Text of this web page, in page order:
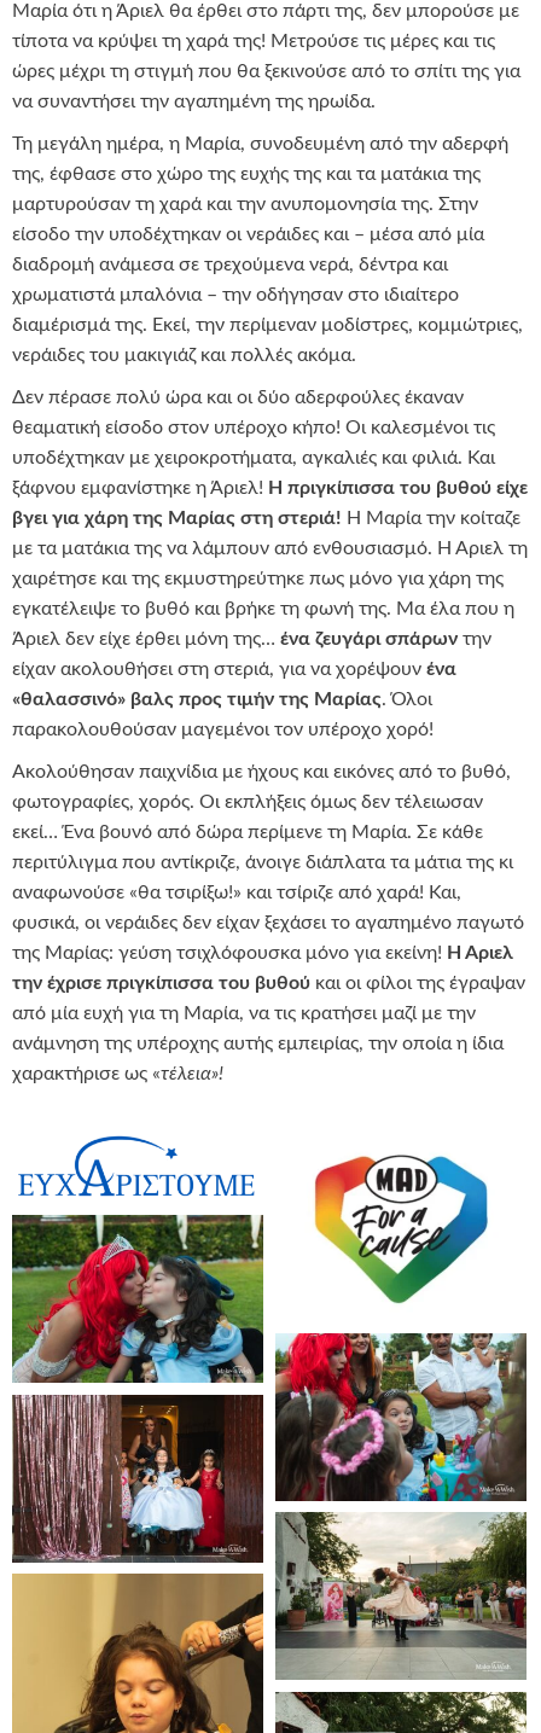
Μαρία ότι η Άριελ θα έρθει στο πάρτι της, δεν μπορούσε με
τίποτα να κρύψει τη χαρά της! Μετρούσε τις μέρες και τις
ώρες μέχρι τη στιγμή που θα ξεκινούσε από το σπίτι της για
να συναντήσει την αγαπημένη της ηρωίδα.
Τη μεγάλη ημέρα, η Μαρία, συνοδευμένη από την αδερφή
της, έφθασε στο χώρο της ευχής της και τα ματάκια της
μαρτυρούσαν τη χαρά και την ανυπομονησία της. Στην
είσοδο την υποδέχτηκαν οι νεράιδες και – μέσα από μία
διαδρομή ανάμεσα σε τρεχούμενα νερά, δέντρα και
χρωματιστά μπαλόνια – την οδήγησαν στο ιδιαίτερο
διαμέρισμά της. Εκεί, την περίμεναν μοδίστρες, κομμώτριες,
νεράιδες του μακιγιάζ και πολλές ακόμα.
Δεν πέρασε πολύ ώρα και οι δύο αδερφούλες έκαναν
θεαματική είσοδο στον υπέροχο κήπο! Οι καλεσμένοι τις
υποδέχτηκαν με χειροκροτήματα, αγκαλιές και φιλιά. Και
ξάφνου εμφανίστηκε η Άριελ! Η πριγκίπισσα του βυθού είχε
βγει για χάρη της Μαρίας στη στεριά! Η Μαρία την κοίταζε
με τα ματάκια της να λάμπουν από ενθουσιασμό. Η Άριελ τη
χαιρέτησε και της εκμυστηρεύτηκε πως μόνο για χάρη της
εγκατέλειψε το βυθό και βρήκε τη φωνή της. Μα έλα που η
Άριελ δεν είχε έρθει μόνη της… ένα ζευγάρι σπάρων την
είχαν ακολουθήσει στη στεριά, για να χορέψουν ένα
«θαλασσινό» βαλς προς τιμήν της Μαρίας. Όλοι
παρακολουθούσαν μαγεμένοι τον υπέροχο χορό!
Ακολούθησαν παιχνίδια με ήχους και εικόνες από το βυθό,
φωτογραφίες, χορός. Οι εκπλήξεις όμως δεν τέλειωσαν
εκεί… Ένα βουνό από δώρα περίμενε τη Μαρία. Σε κάθε
περιτύλιγμα που αντίκριζε, άνοιγε διάπλατα τα μάτια της κι
αναφωνούσε «θα τσιρίξω!» και τσίριζε από χαρά! Και,
φυσικά, οι νεράιδες δεν είχαν ξεχάσει το αγαπημένο παγωτό
της Μαρίας: γεύση τσιχλόφουσκα μόνο για εκείνη! Η Άριελ
την έχρισε πριγκίπισσα του βυθού και οι φίλοι της έγραψαν
από μία ευχή για τη Μαρία, να τις κρατήσει μαζί με την
ανάμνηση της υπέροχης αυτής εμπειρίας, την οποία η ίδια
χαρακτήρισε ως «τέλεια»!